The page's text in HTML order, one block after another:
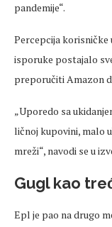
pandemije“.
Percepcija korisničke
isporuke postajalo
preporučiti Amazon
„Uporedo sa
ličnoj kupovini, malo
mreži“, navodi se u
Gugl kao
Epl je pao na drugo